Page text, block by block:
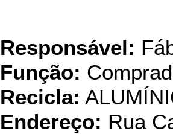
Responsável:
Função:
Recicla:
Endereço: Rua